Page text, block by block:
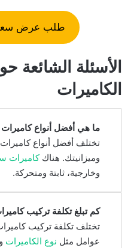
طلب عرض سعر
الأسئلة الشائعة
الكاميرات
ما هي أفضل أنواع كاميرات
تختلف أفضل أنواع كاميرات
وميزانيتك. هناككاميرات
وخارجية، ثابتة ومتحركة.
كم تبلغ تكلفة تركيب
تختلف تكلفة تركيب
عوامل مثل نوع الكاميرات